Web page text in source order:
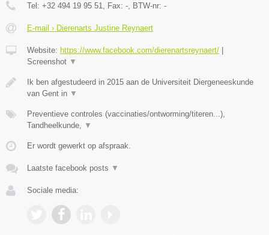
Tel: +32 494 19 95 51 , Fax: - , BTW-nr: -
E-mail › Dierenarts Justine Reynaert
Website: https://www.facebook.com/dierenartsreynaert/ |
Screenshot ▼
Ik ben afgestudeerd in 2015 aan de Universiteit Diergeneeskunde
van Gent in ▼
Preventieve controles (vaccinaties/ontworming/titeren...),
Tandheelkunde,
▼
Er wordt gewerkt op afspraak.
Laatste facebook posts ▼
Sociale media: